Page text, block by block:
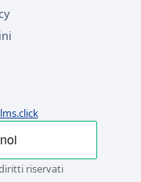
riservati